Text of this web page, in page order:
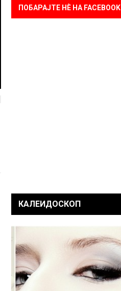
ПОБАРАЈТЕ НÈ НА FACEBOOK
КАЛЕИДОСКОП